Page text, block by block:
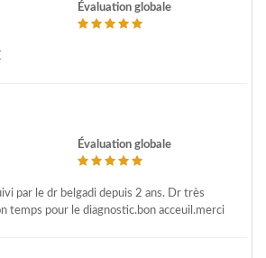
Évaluation globale
Évaluation globale
par le dr belgadi depuis 2 ans. Dr très
temps pour le diagnostic.bon acceuil.merci